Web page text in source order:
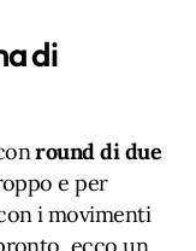
di
round di due
e per
i movimenti